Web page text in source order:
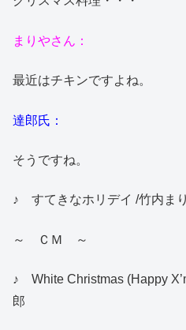
まりやさん：
最近はチキンですよね。
達郎氏：
そうですね。
♪ すてきなホリデイ /竹内ま
～ ＣＭ ～
♪ White Christmas (Happy
郎